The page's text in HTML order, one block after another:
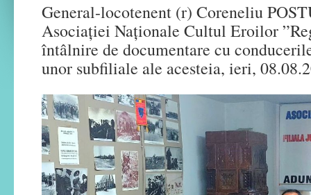
General-locotenent (r) Coreneliu
Asociației Naționale Cultul Eroilor
întâlnire de documentare cu
unor subfiliale ale acesteia, ieri,